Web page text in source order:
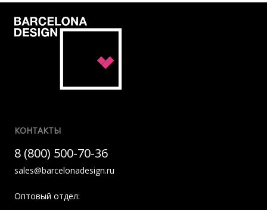
КОНТАКТЫ
8 (800) 500-70-36
sales@barcelonadesign.ru
Оптовый отдел: